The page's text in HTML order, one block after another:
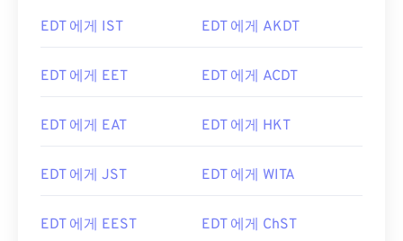
EDT 에게 IST EDT 에게 AKDT
EDT 에게 EET EDT 에게 ACDT
EDT 에게 EAT EDT 에게 HKT
EDT 에게 JST EDT 에게 WITA
EDT 에게 EEST EDT 에게 ChST